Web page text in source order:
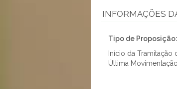
INFORMAÇÕES
Tipo de Proposição:
Início da
Última